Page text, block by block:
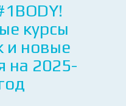
курсы
и новые
на 2025-